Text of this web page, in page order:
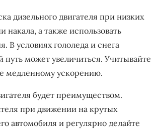
дизельного двигателя при низких
накала, а также использовать
В условиях гололеда и снега
может увеличиться. Учитывайте
медленному ускорению.
будет преимуществом.
при движении на крутых
автомобиля и регулярно делайте